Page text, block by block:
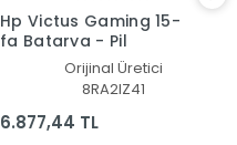
Hp Victus Gaming 15-
fa Batarya - Pil
Orijinal Üretici
8RA2IZ41
6.877,44 TL